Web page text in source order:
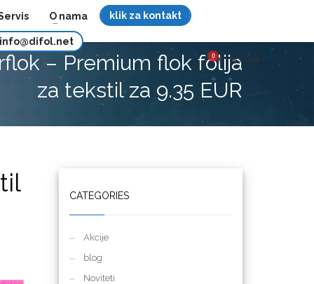
O nama klik za kontakt
info@difol.net
MY CART
– Premium flok folija
za tekstil za 9.35 EUR
CATEGORIES
Akcije
blog
Noviteti